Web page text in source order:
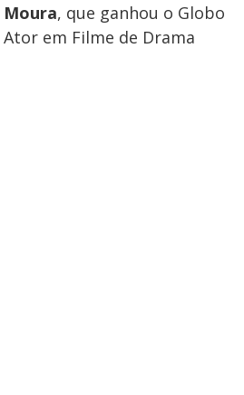
, que ganhou o Globo
em Filme de Drama